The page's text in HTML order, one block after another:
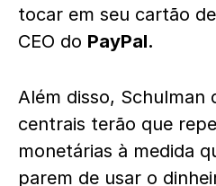
tocar em seu cartão
CEO do PayPal.
Além disso, Schulman
centrais terão que
monetárias à medida
parem de usar o